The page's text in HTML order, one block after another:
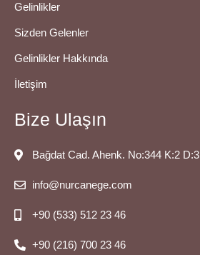
Gelinlikler
Sizden Gelenler
Gelinlikler Hakkında
İletişim
Bize Ulaşın
Bağdat Cad. Ahenk. No:344 K:2 D:3
info@nurcanege.com
+90 (533) 512 23 46
+90 (216) 700 23 46